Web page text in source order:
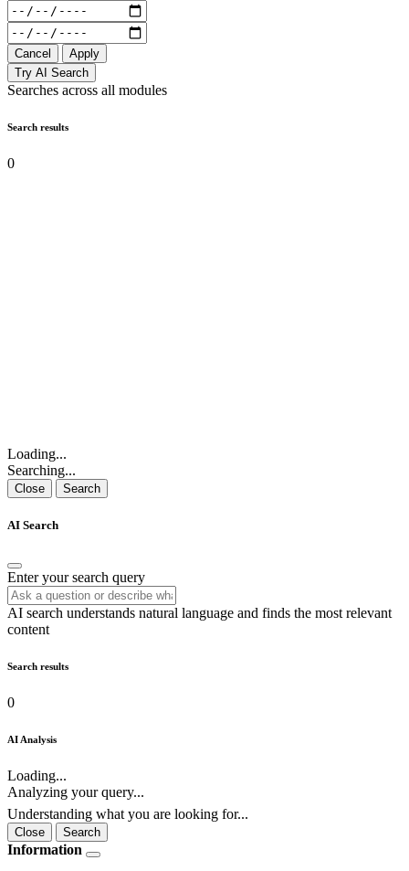
Cancel
Apply
Try AI Search
Searches across all modules
Search results
0
Loading...
Searching...
Close Search
AI Search
Enter your search query
AI search understands natural language and finds the most relevant
content
Search results
0
AI Analysis
Loading...
Analyzing your query...
Understanding what you are looking for...
Close Search
Information